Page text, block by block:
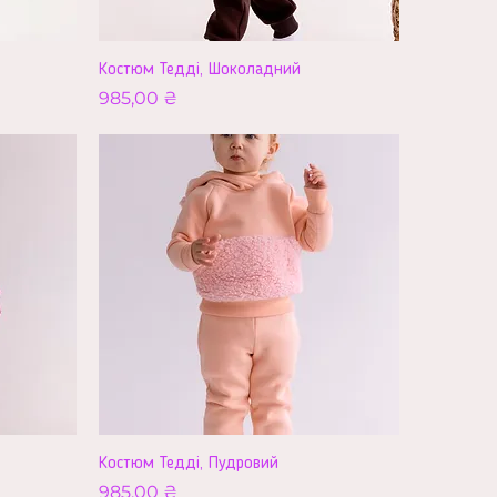
Костюм Тедді, Шоколадний
Ціна
985,00 ₴
Костюм Тедді, Пудровий
Ціна
985,00 ₴